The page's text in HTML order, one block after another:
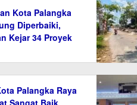
Kota Palangka
Diperbaiki,
Kejar 34 Proyek
Palangka Raya